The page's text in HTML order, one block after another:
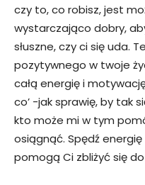
czy to, co robisz, jest
wystarczająco dobry,
słuszne, czy ci się uda.
pozytywnego w twoje
całą energię i
co’ -jak sprawię, by tak
kto może mi w tym
osiągnąć. Spędź
pomogą Ci zbliżyć się